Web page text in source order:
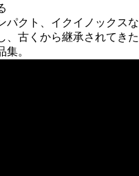
パクト、イクイノックス
、古くから継承されてき
。